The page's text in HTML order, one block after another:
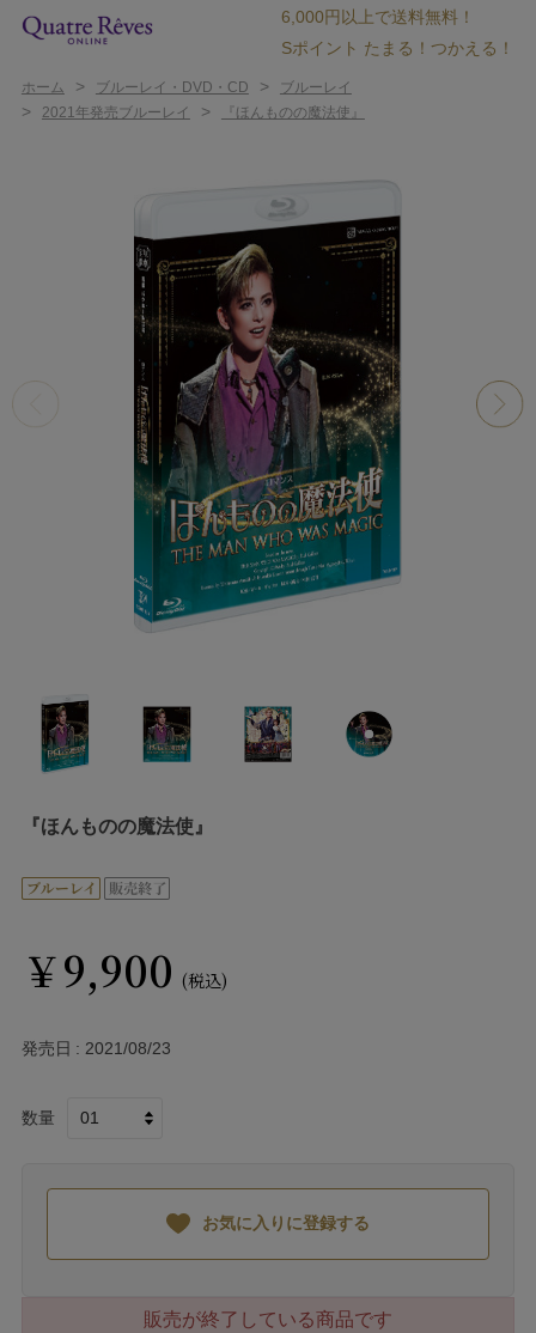
6,000円以上で送料無料！
Sポイント たまる！つかえる！
ホーム > ブルーレイ・DVD・CD > ブルーレイ
> 2021年発売ブルーレイ > 『ほんものの魔法使』
『ほんものの魔法使』
￥9,900 (税込)
発売日 2021/08/23
数量
お気に入りに登録する
販売が終了している商品です